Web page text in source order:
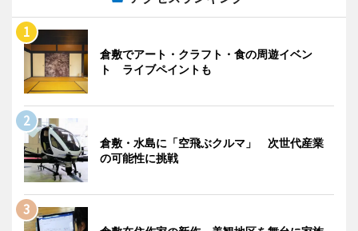
倉敷でアート・クラフト・食の周遊イベン
ト ライブペイントも
倉敷・水島に「空飛ぶクルマ」 次世代産業
の可能性に挑戦